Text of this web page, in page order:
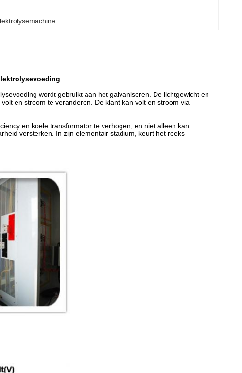
wordt gebruikt aan het galvaniseren. De lichtgewicht en
en stroom te veranderen. De klant kan volt en stroom via
en koele transformator te verhogen, en niet alleen kan
versterken. In zijn elementair stadium, keurt het reeks